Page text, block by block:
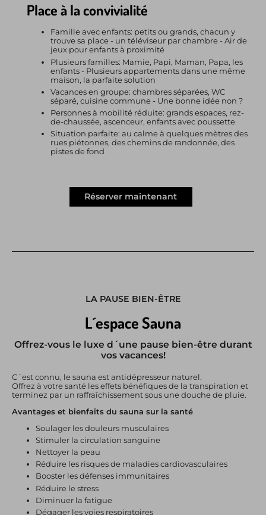
Place à la convivialité
Famille avec enfants: petits ou grands, chacun y
trouve sa place - un téléviseur par chambre - Air de
jeux pour enfants à proximité
Plusieurs familles: Mamie, Papi, Maman, Papa, les
enfants - Plusieurs appartements dans une même
maison, la parfaite solution
Vacances en groupe: chambres séparées, WC
séparé, cuisine commune - Une bonne idée non ?
Personnes à mobilité réduite: grands espaces, rez-
de-chaussée, ascenceur, enfants avec poussette
Situation parfaite: au calme à quelques mètres des
rues piétonnes, des chemins de randonnée, des
pistes de fond
Réserver maintenant
LA PAUSE BIEN-ÊTRE
L´espace Sauna
Offrez-vous le luxe d´une pause bien-être durant
vos vacances!
C´est connu, le sauna est antidépresseur naturel.
Offrez à votre santé les effets bénéfiques de la transpiration et
terminez par un raffraîchissement sous une douche de pluie.
Avantages et bienfaits du sauna sur la santé
Soulager les douleurs musculaires
Stimuler la circulation sanguine
Nettoyer la peau
Réduire les risques de maladies cardiovasculaires
Booster les défenses immunitaires
Réduire le stress
Diminuer la fatigue
Dégager les voies respiratoires